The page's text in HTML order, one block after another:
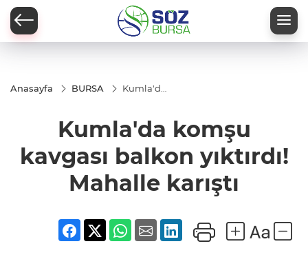
Anasayfa BURSA
Kumla'da
balkon
yıktırdı!
karıştı
Kumla'da komşu
kavgası balkon yıktırdı!
Mahalle karıştı